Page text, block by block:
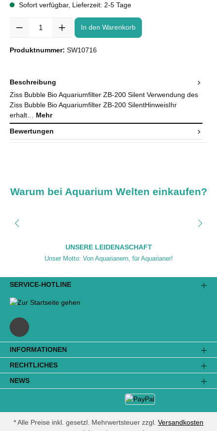
Sofort verfügbar, Lieferzeit: 2-5 Tage
In den Warenkorb
Produktnummer: SW10716
Beschreibung
Ziss Bubble Bio Aquariumfilter ZB-200 Silent Verwendung des
Ziss Bubble Bio Aquariumfilter ZB-200 SilentHinweisIhr
erhalt… Mehr
Bewertungen
Warum bei Aquarium Welten einkaufen?
UNSERE LEIDENASCHAFT
Unser Motto: Von Aquarianern, für Aquarianer!
SERVICE-HOTLINE
INFORMATIONEN
RECHTLICHES
NEWS
* Alle Preise inkl. gesetzl. Mehrwertsteuer zzgl. Versandkosten